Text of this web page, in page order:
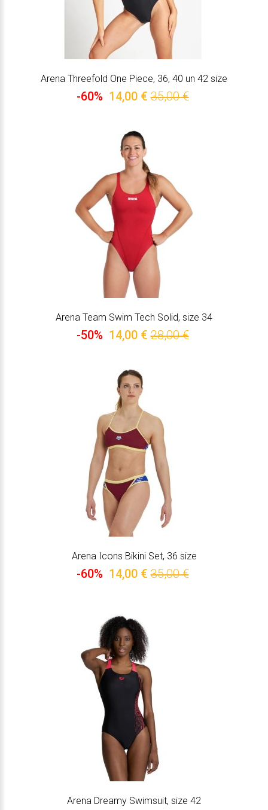
Arena Threefold One Piece, 36, 40 un 42 size
-60% 14,00 € 35,00 €
Arena Team Swim Tech Solid, size 34
-50% 14,00 € 28,00 €
Arena Icons Bikini Set, 36 size
-60% 14,00 € 35,00 €
Arena Dreamy Swimsuit, size 42